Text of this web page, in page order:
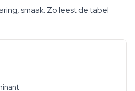
smaak. Zo leest de tabel